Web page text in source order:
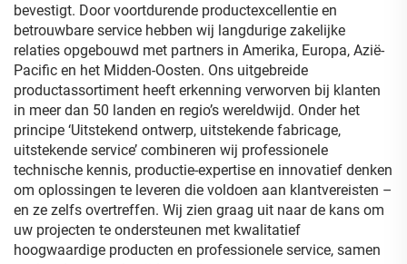
bevestigt. Door voortdurende productexcellentie en
betrouwbare service hebben wij langdurige zakelijke
relaties opgebouwd met partners in Amerika, Europa, Azië-
Pacific en het Midden-Oosten. Ons uitgebreide
productassortiment heeft erkenning verworven bij klanten
in meer dan 50 landen en regio’s wereldwijd. Onder het
principe ‘Uitstekend ontwerp, uitstekende fabricage,
uitstekende service’ combineren wij professionele
technische kennis, productie-expertise en innovatief denken
om oplossingen te leveren die voldoen aan klantvereisten –
en ze zelfs overtreffen. Wij zien graag uit naar de kans om
uw projecten te ondersteunen met kwalitatief
hoogwaardige producten en professionele service, samen